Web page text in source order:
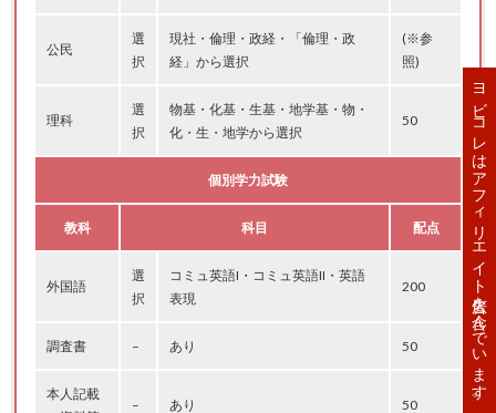
公民
選
択
現社・倫理・政経・「倫理・政
経」から選択
(※参
照)
理科
選
択
物基・化基・生基・地学基・物・
化・生・地学から選択
50
個別学力試験
教科 科目 配点
外国語
選
択
コミュ英語I・コミュ英語II・英語
表現
200
調査書 – あり 50
本人記載
– あり 50 ヨビコレはアフィリエイト広告を含んでいます。